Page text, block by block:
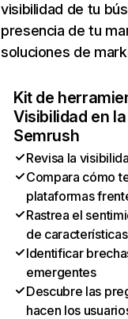
visibilidad de tu
presencia de tu
soluciones de
Kit de
Visibilidad en la
Semrush
Revisa la
Compara cómo
plataformas
Rastrea el
de
Identificar
emergentes
Descubre las
hacen los